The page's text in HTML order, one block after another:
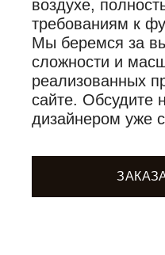
воздухе,
требованиям к
Мы беремся за
сложности и
реализованных
сайте. Обсудите
дизайнером уже